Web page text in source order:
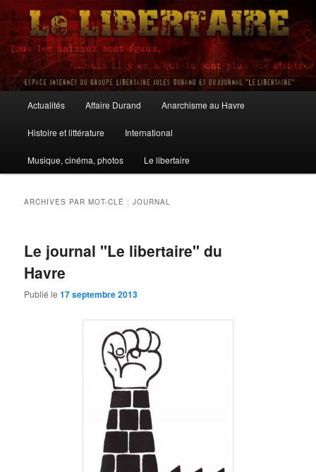
Aller
contenu
principal
Aller
contenu
secondaire
Le Libertaire
principal
Actualités Affaire Durand Anarchisme au Havre
Histoire et littérature International
Musique, cinéma, photos Le libertaire
ARCHIVES PAR MOT-CLÉ :JOURNAL
Le journal "Le libertaire" du
Havre
Publié le17 septembre 2013